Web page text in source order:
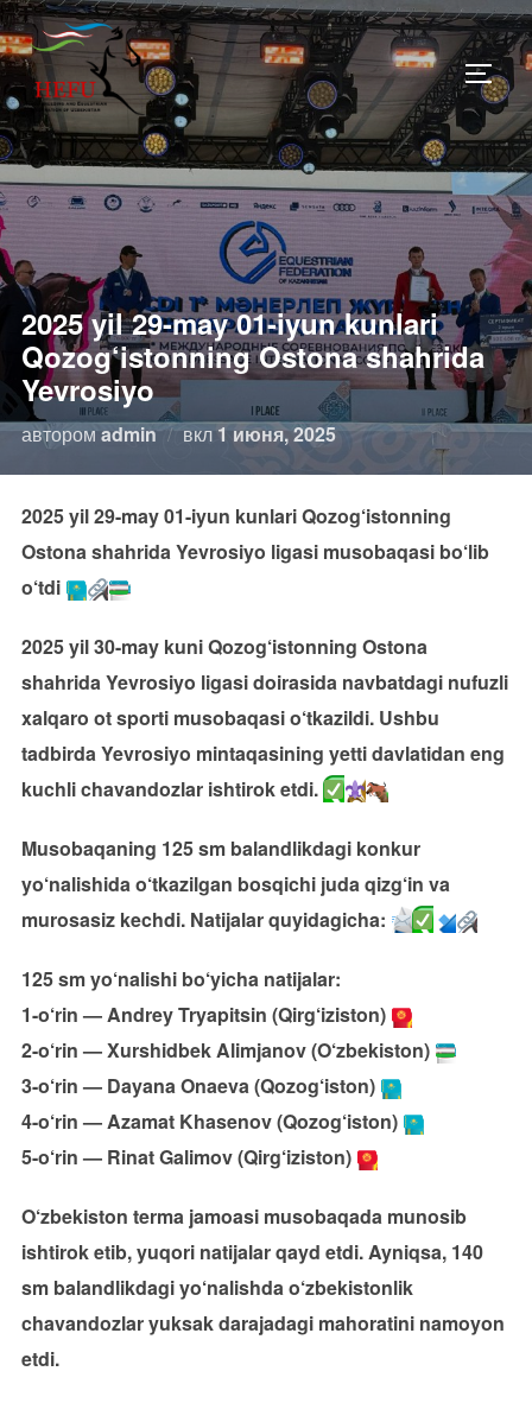
Перейти
к
содержимому
2025 yil 29-may 01-iyun kunlari
Qozog‘istonning Ostona shahrida
Yevrosiyo
авторомadmin вклОпубликовано
1 июня, 2025
2025 yil 29-may 01-iyun kunlari Qozog‘istonning
Ostona shahrida Yevrosiyo ligasi musobaqasi bo‘lib
o‘tdi
2025 yil 30-may kuni Qozog‘istonning Ostona
shahrida Yevrosiyo ligasi doirasida navbatdagi nufuzli
xalqaro ot sporti musobaqasi o‘tkazildi. Ushbu
tadbirda Yevrosiyo mintaqasining yetti davlatidan eng
kuchli chavandozlar ishtirok etdi.
Musobaqaning 125 sm balandlikdagi konkur
yo‘nalishida o‘tkazilgan bosqichi juda qizg‘in va
murosasiz kechdi. Natijalar quyidagicha:
125 sm yo‘nalishi bo‘yicha natijalar:
1-o‘rin — Andrey Tryapitsin (Qirg‘iziston)
2-o‘rin — Xurshidbek Alimjanov (O‘zbekiston)
3-o‘rin — Dayana Onaeva (Qozog‘iston)
4-o‘rin — Azamat Khasenov (Qozog‘iston)
5-o‘rin — Rinat Galimov (Qirg‘iziston)
O‘zbekiston terma jamoasi musobaqada munosib
ishtirok etib, yuqori natijalar qayd etdi. Ayniqsa, 140
sm balandlikdagi yo‘nalishda o‘zbekistonlik
chavandozlar yuksak darajadagi mahoratini namoyon
etdi.